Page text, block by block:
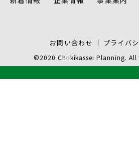
お問い合わせ プライバ
©2020 Chiikikassei Planning. All